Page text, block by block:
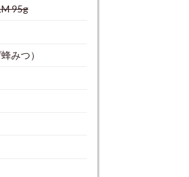
95g
みつ）